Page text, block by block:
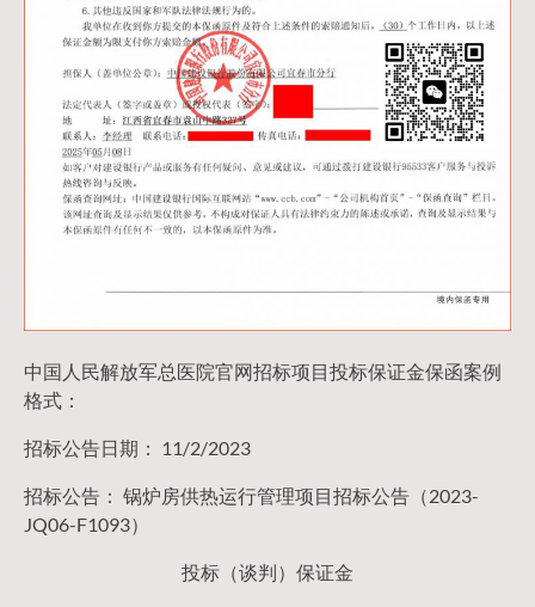
中国人民解放军总医院官网招标项目投标保证金保函案例
格式：
招标公告日期： 11/2/2023
招标公告： 锅炉房供热运行管理项目招标公告（2023-
JQ06-F1093）
投标（谈判）保证金